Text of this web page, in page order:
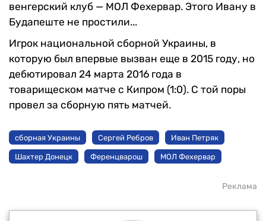
венгерский клуб — МОЛ Фехервар. Этого Ивану в
Будапеште не простили...
Игрок национальной сборной Украины, в
которую был впервые вызван еще в 2015 году, но
дебютировал 24 марта 2016 года в
товарищеском матче с Кипром (1:0). С той поры
провел за сборную пять матчей.
сборная Украины Сергей Ребров Иван Петряк
Шахтер Донецк Ференцварош МОЛ Фехервар
Реклама